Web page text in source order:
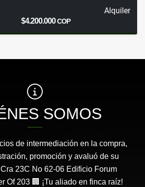
Alquiler
$4.200.000COP
SOMOS
de intermediación en la compra,
promoción y avaluó de su
23C No 62-06 Edificio Forum
Of 203 🏢 ¡Tu aliado en finca raíz!